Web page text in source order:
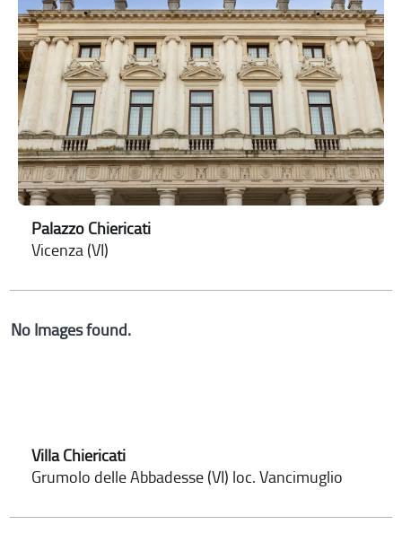
Palazzo Chiericati
Vicenza (VI)
No Images found.
Villa Chiericati
Grumolo delle Abbadesse (VI) loc. Vancimuglio